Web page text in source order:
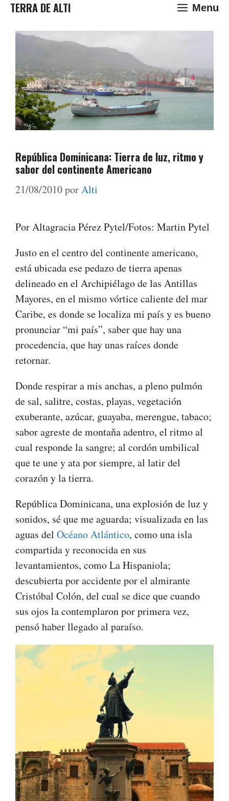
Saltar
contenido
TERRA DE ALTI Menu
República Dominicana: Tierra de luz, ritmo y
sabor del continente Americano
21/08/2010porAlti
Por Altagracia Pérez Pytel/Fotos: Martin Pytel
Justo en el centro del continente americano,
está ubicada ese pedazo de tierra apenas
delineado en el Archipiélago de las Antillas
Mayores, en el mismo vórtice caliente del mar
Caribe, es donde se localiza mi país y es bueno
pronunciar “mi país”, saber que hay una
procedencia, que hay unas raíces donde
retornar.
Donde respirar a mis anchas, a pleno pulmón
de sal, salitre, costas, playas, vegetación
exuberante, azúcar, guayaba, merengue, tabaco;
sabor agreste de montaňa adentro, el ritmo al
cual responde la sangre; al cordón umbilical
que te une y ata por siempre, al latir del
corazón y la tierra.
República Dominicana, una explosión de luz y
sonidos, sé que me aguarda; visualizada en las
aguas del Océano Atlántico, como una isla
compartida y reconocida en sus
levantamientos, como La Hispaniola;
descubierta por accidente por el almirante
Cristóbal Colón, del cual se dice que cuando
sus ojos la contemplaron por primera vez,
pensó haber llegado al paraíso.